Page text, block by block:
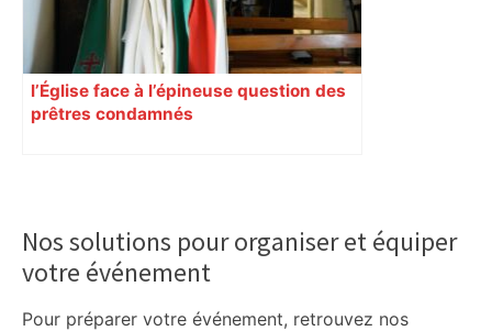
l’Église face à l’épineuse question des
prêtres condamnés
Sidebar
Nos solutions pour organiser et équiper
votre événement
Pour préparer votre événement, retrouvez nos